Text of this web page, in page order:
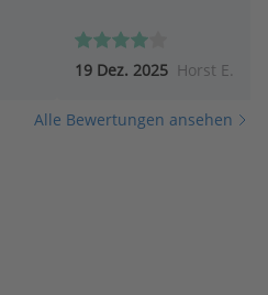
19 Dez. 2025 Horst E.
Alle Bewertungen ansehen